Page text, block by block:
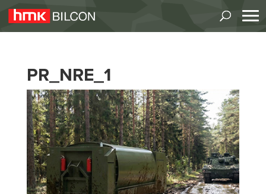
PR_NRE_1